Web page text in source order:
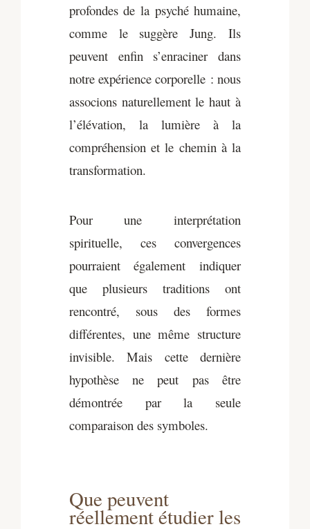
profondes de la psyché humaine,
comme le suggère Jung. Ils
peuvent enfin s’enraciner dans
notre expérience corporelle : nous
associons naturellement le haut à
l’élévation, la lumière à la
compréhension et le chemin à la
transformation.
Pour une interprétation
spirituelle, ces convergences
pourraient également indiquer
que plusieurs traditions ont
rencontré, sous des formes
différentes, une même structure
invisible. Mais cette dernière
hypothèse ne peut pas être
démontrée par la seule
comparaison des symboles.
Que peuvent
réellement étudier les